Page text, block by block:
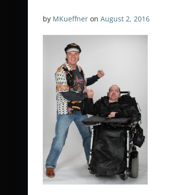
by MKueffner on August 2, 2016